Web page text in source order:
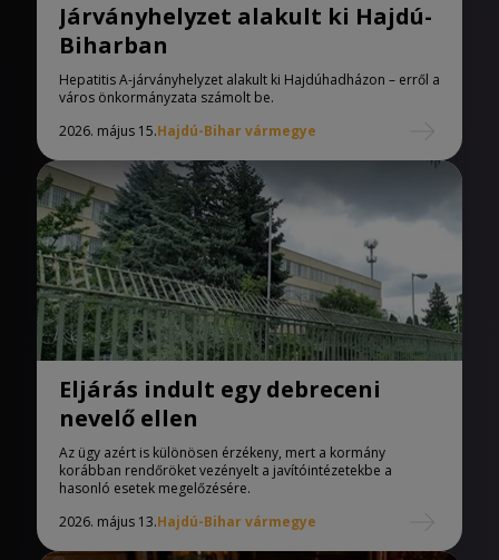
Járványhelyzet alakult ki Hajdú-
Biharban
Hepatitis A-járványhelyzet alakult ki Hajdúhadházon – erről a
város önkormányzata számolt be.
2026. május 15.Hajdú-Bihar vármegye
Eljárás indult egy debreceni
nevelő ellen
Az ügy azért is különösen érzékeny, mert a kormány
korábban rendőröket vezényelt a javítóintézetekbe a
hasonló esetek megelőzésére.
2026. május 13.Hajdú-Bihar vármegye